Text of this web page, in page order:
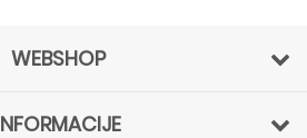
WEBSHOP